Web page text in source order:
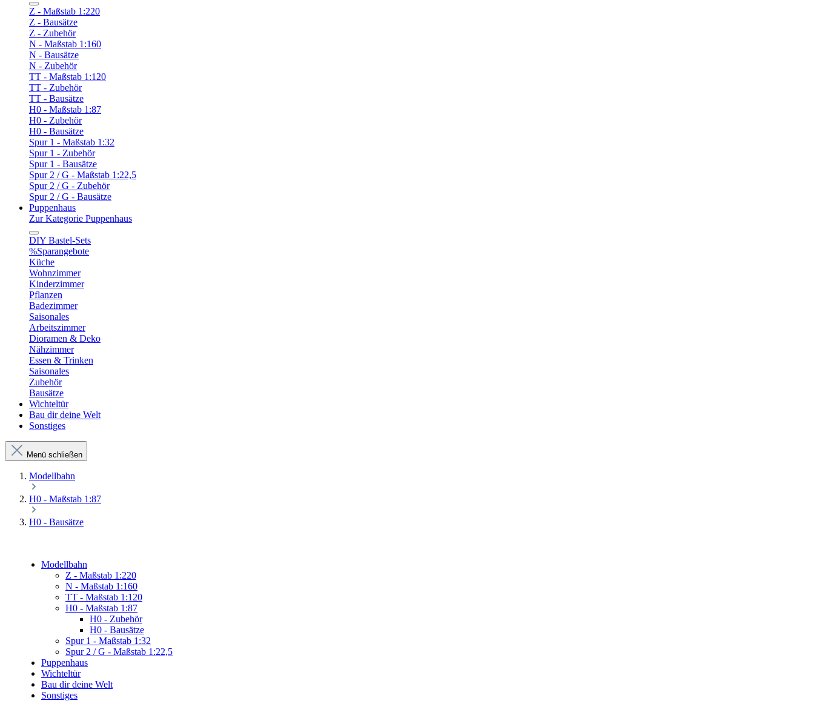
Z - Maßstab 1:220
Z - Bausätze
Z - Zubehör
N - Maßstab 1:160
N - Bausätze
N - Zubehör
TT - Maßstab 1:120
TT - Zubehör
TT - Bausätze
H0 - Maßstab 1:87
H0 - Zubehör
H0 - Bausätze
Spur 1 - Maßstab 1:32
Spur 1 - Zubehör
Spur 1 - Bausätze
Spur 2 / G - Maßstab 1:22,5
Spur 2 / G - Zubehör
Spur 2 / G - Bausätze
Puppenhaus
Zur Kategorie Puppenhaus
DIY Bastel-Sets
%Sparangebote
Küche
Wohnzimmer
Kinderzimmer
Pflanzen
Badezimmer
Saisonales
Arbeitszimmer
Dioramen & Deko
Nähzimmer
Essen & Trinken
Saisonales
Zubehör
Bausätze
Wichteltür
Bau dir deine Welt
Sonstiges
Menü schließen
Modellbahn
H0 - Maßstab 1:87
H0 - Bausätze
Modellbahn
Z - Maßstab 1:220
N - Maßstab 1:160
TT - Maßstab 1:120
H0 - Maßstab 1:87
H0 - Zubehör
H0 - Bausätze
Spur 1 - Maßstab 1:32
Spur 2 / G - Maßstab 1:22,5
Puppenhaus
Wichteltür
Bau dir deine Welt
Sonstiges